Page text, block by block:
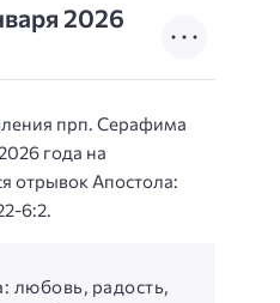
2026
прп. Серафима
года на
отрывок Апостола:
6:2.
любовь, радость,